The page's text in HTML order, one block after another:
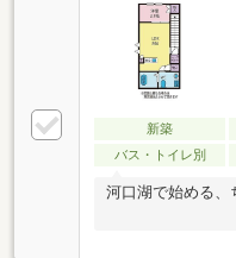
新築
バス・トイレ別
河口湖で始める、